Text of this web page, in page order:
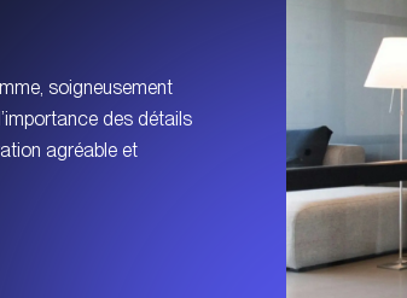
soigneusement
des détails
agréable et